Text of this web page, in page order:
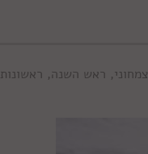
צמחוני, ראש השנה, ראשונות